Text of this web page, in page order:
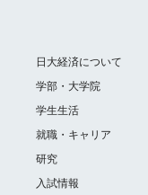
日大経済について
学部・大学院
学生生活
就職・キャリア
研究
入試情報